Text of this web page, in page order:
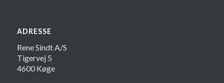
ADRESSE
Rene Sindt A/S
Tigervej 5
4600 Køge